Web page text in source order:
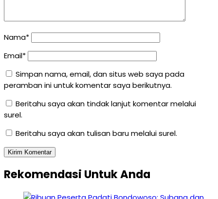
Nama*
Email*
Simpan nama, email, dan situs web saya pada
peramban ini untuk komentar saya berikutnya.
Beritahu saya akan tindak lanjut komentar melalui
surel.
Beritahu saya akan tulisan baru melalui surel.
Rekomendasi Untuk Anda